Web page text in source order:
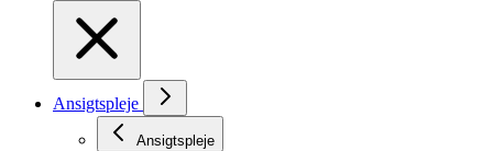
Ansigtspleje
Ansigtspleje